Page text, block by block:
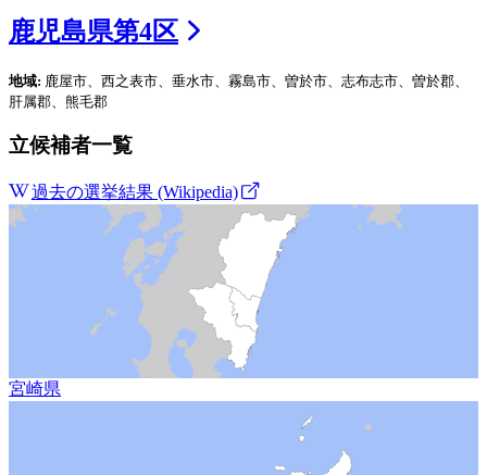
鹿児島県第4区
地域: 鹿屋市、西之表市、垂水市、霧島市、曽於市、志布志市、曽於郡、
肝属郡、熊毛郡
立候補者一覧
過去の選挙結果 (Wikipedia)
宮崎県